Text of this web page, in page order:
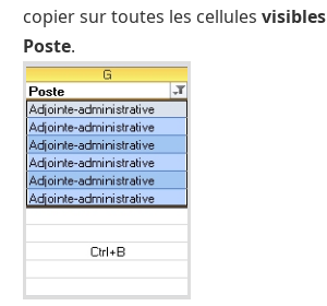
copier sur toutes les cellules visibles
Poste.